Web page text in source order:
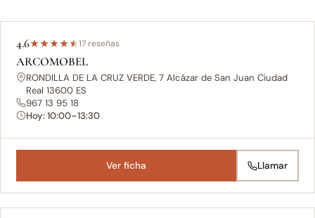
4.6★★★★★17 reseñas
ARCOMOBEL
RONDILLA DE LA CRUZ VERDE, 7 Alcázar de San Juan Ciudad
Real 13600 ES
967 13 95 18
Hoy: 10:00–13:30
Ver ficha Llamar